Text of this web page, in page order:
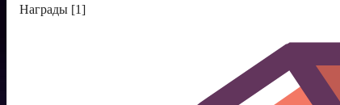
Награды [1]